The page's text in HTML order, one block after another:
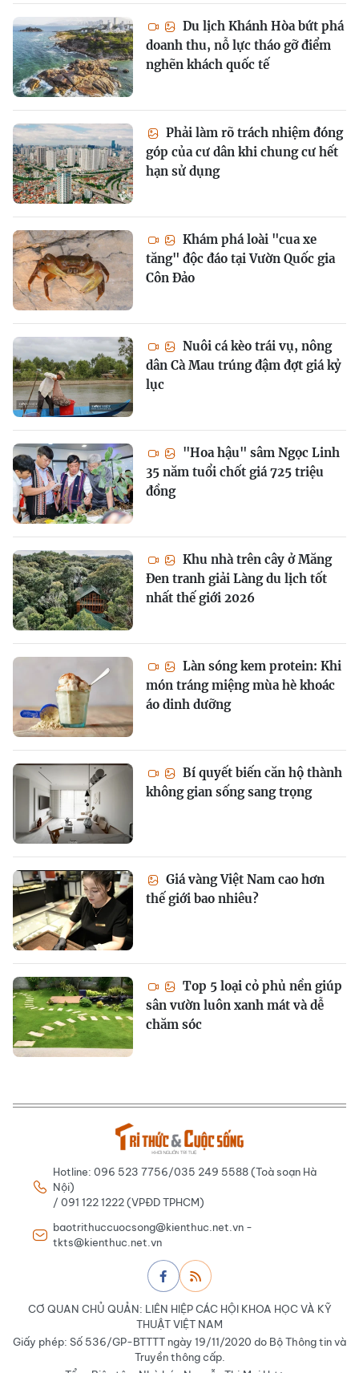
Du lịch Khánh Hòa bứt phá
doanh thu, nỗ lực tháo gỡ điểm
nghẽn khách quốc tế
Phải làm rõ trách nhiệm đóng
góp của cư dân khi chung cư hết
hạn sử dụng
Khám phá loài "cua xe
tăng" độc đáo tại Vườn Quốc gia
Côn Đảo
Nuôi cá kèo trái vụ, nông
dân Cà Mau trúng đậm đợt giá kỷ
lục
"Hoa hậu" sâm Ngọc Linh
35 năm tuổi chốt giá 725 triệu
đồng
Khu nhà trên cây ở Măng
Đen tranh giải Làng du lịch tốt
nhất thế giới 2026
Làn sóng kem protein: Khi
món tráng miệng mùa hè khoác
áo dinh dưỡng
Bí quyết biến căn hộ thành
không gian sống sang trọng
Giá vàng Việt Nam cao hơn
thế giới bao nhiêu?
Top 5 loại cỏ phủ nền giúp
sân vườn luôn xanh mát và dễ
chăm sóc
Hotline: 096 523 7756/035 249 5588 (Toà soạn Hà
Nội)
/ 091 122 1222 (VPĐD TPHCM)
baotrithuccuocsong@kienthuc.net.vn -
tkts@kienthuc.net.vn
CƠ QUAN CHỦ QUẢN: LIÊN HIỆP CÁC HỘI KHOA HỌC VÀ KỸ
THUẬT VIỆT NAM
Giấy phép: Số 536/GP-BTTTT ngày 19/11/2020 do Bộ Thông tin và
Truyền thông cấp.